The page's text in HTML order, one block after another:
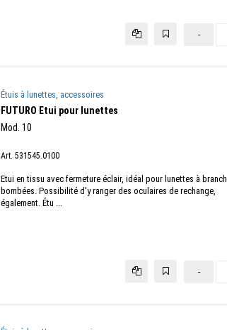
-
Étuis à lunettes, accessoires
FUTURO Etui pour lunettes
Mod. 10
Art. 531545.0100
Etui en tissu avec fermeture éclair, idéal pour lunettes à
bombées. Possibilité d'y ranger des oculaires de rechange,
également. Étu ...
-